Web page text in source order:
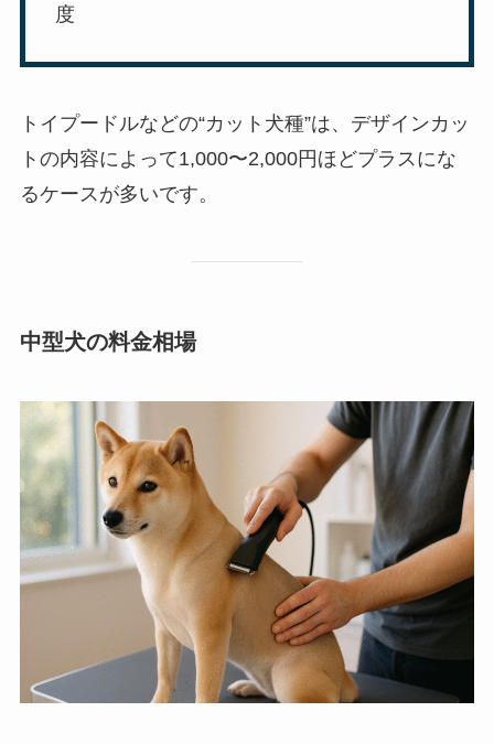
度
トイプードルなどの“カット犬種”は、デザインカッ
トの内容によって1,000〜2,000円ほどプラスにな
るケースが多いです。
中型犬の料金相場